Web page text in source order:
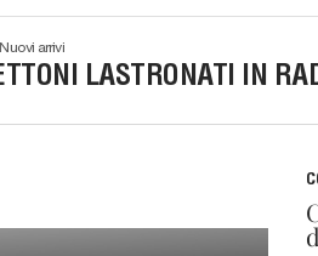
nuovi arrivi
LASTRONATI IN